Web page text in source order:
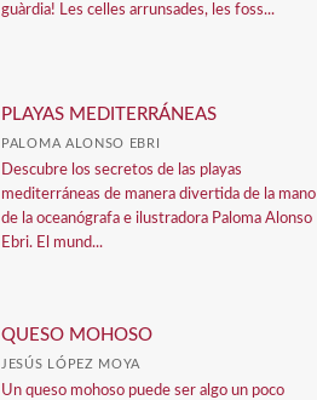
guàrdia! Les celles arrunsades, les foss...
PLAYAS MEDITERRÁNEAS
PALOMA ALONSO EBRI
Descubre los secretos de las playas
mediterráneas de manera divertida de la mano
de la oceanógrafa e ilustradora Paloma Alonso
Ebri. El mund...
QUESO MOHOSO
JESÚS LÓPEZ MOYA
Un queso mohoso puede ser algo un poco